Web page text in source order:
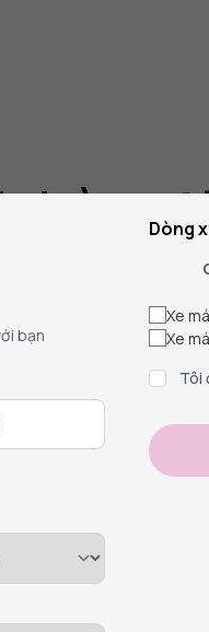
hàng
99,99% khách
bạn
Dòng
Xe
Xe
Tôi